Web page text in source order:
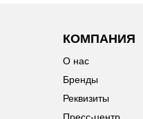
КОМПАНИЯ
О нас
Бренды
Реквизиты